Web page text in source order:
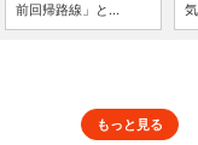
前回帰路線」と...
もっと見る